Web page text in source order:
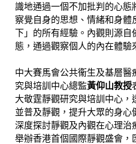
識地通過一個不加批判的心態
察覺自身的思想、情緒和身體
下」的所有經驗。內觀則源
態，通過觀察個人的內在體驗
中大賽馬會公共衞生及基層
究與培訓中心總監黃仰山教授
大敬霆靜觀研究與培訓中心
並普及靜觀，提升大眾的身
深度探討靜觀及內觀在心理治
舉辦香港首個國際靜觀盛會